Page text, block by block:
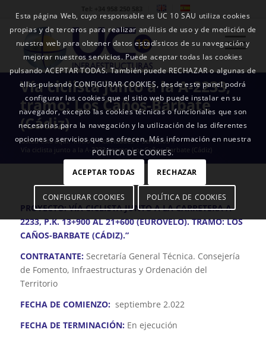
Vía ciclista junto a la A-2233,
tramo: Los Caños-Barbate
(Cádiz)
Usted está aquí: Inicio / Actividades / Servicios /
Vía ciclista junto a la A-2233, tramo: Los Caños-Barbate (Cádiz)
PROYECTO: VÍA CICLISTA JUNTO A LA CARRETERA A-
2233, P.K. 13+900 AL 21+600 (EUROVELO). TRAMO: LOS
CAÑOS-BARBATE (CÁDIZ).”
CONTRATANTE:Secretaría General Técnica. Consejería
de Fomento, Infraestructuras y Ordenación del
Territorio
FECHA DE COMIENZO: septiembre 2.022
FECHA DE TERMINACIÓN:En ejecución
Esta página Web, cuyo responsable es UC 10 SAU utiliza cookies
propias y de terceros para realizar análisis de uso y de medición de
nuestra web para obtener datos estadísticos de su navegación y
mejorar nuestros servicios. Puede aceptar todas las cookies
pulsando ACEPTAR TODAS. También puede RECHAZAR o algunas de
ellas pulsando CONFIGURAR COOKIES, desde este panel podrá
configurar las cookies que el sitio web puede instalar en su
navegador, excepto las cookies técnicas o funcionales que son
necesarias para la navegación y la utilización de las diferentes
opciones o servicios que se ofrecen. Más información en nuestra
POLÍTICA DE COOKIES.
ACEPTAR TODAS
RECHAZAR
CONFIGURAR COOKIES POLÍTICA DE COOKIES